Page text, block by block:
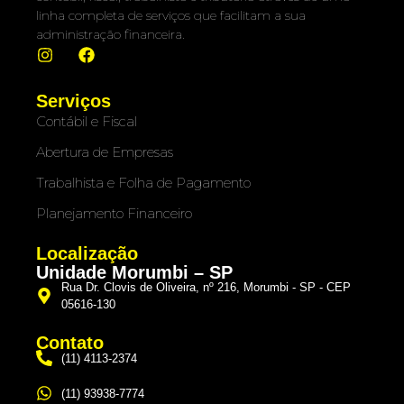
linha completa de serviços que facilitam a sua
administração financeira.
Serviços
Contábil e Fiscal
Abertura de Empresas
Trabalhista e Folha de Pagamento
Planejamento Financeiro
Localização
Unidade Morumbi – SP
Rua Dr. Clovis de Oliveira, nº 216, Morumbi - SP - CEP
05616-130
Contato
(11) 4113-2374
(11) 93938-7774